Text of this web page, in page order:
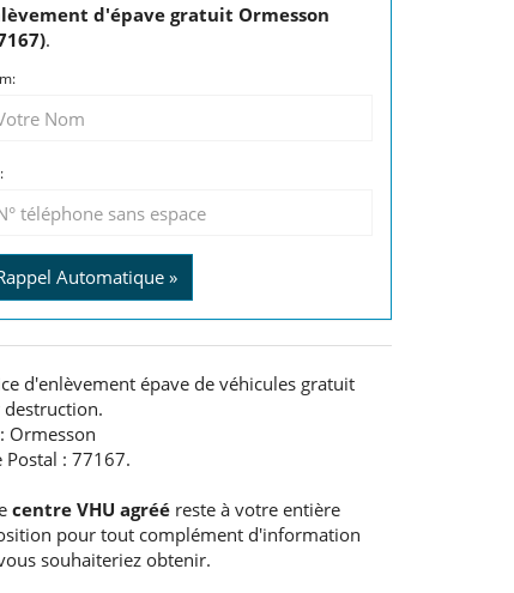
d'épave gratuit Ormesson
.
Automatique »
d'enlèvement épave de véhicules gratuit
Ormesson
Postal : 77167.
centre VHU agréé reste à votre entière
pour tout complément d'information
souhaiteriez obtenir.